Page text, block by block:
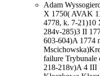
Adam
X 1750( AVAK
4778, k. 7-
284v-285)3 II
603-604)A 1774
failure
218-218v)A 4 III